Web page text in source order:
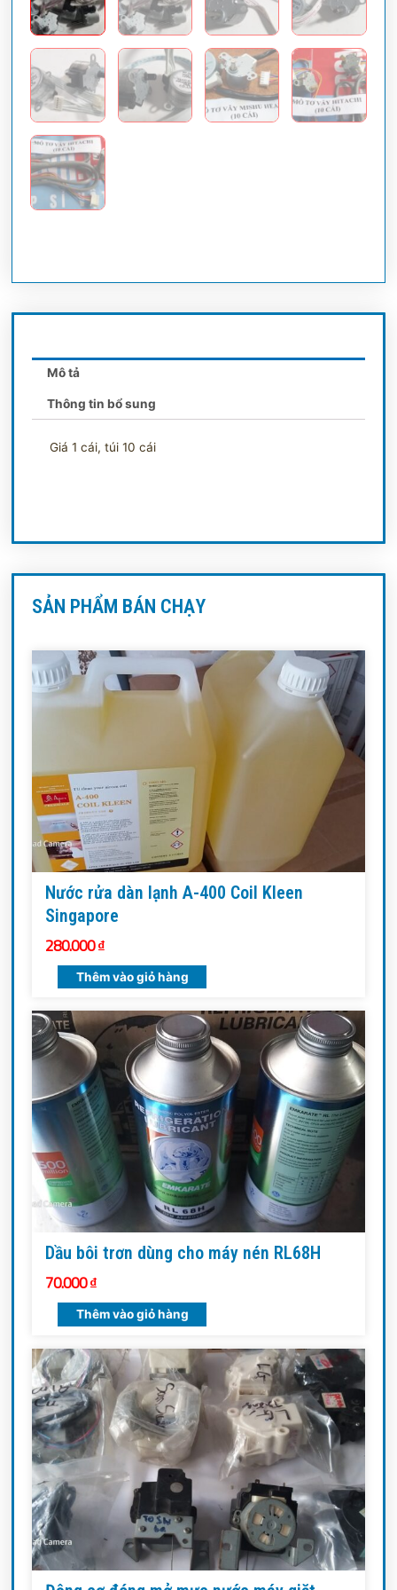
Mô tả
Thông tin bổ sung
Giá 1 cái, túi 10 cái
SẢN PHẨM BÁN CHẠY
Nước rửa dàn lạnh A-400 Coil Kleen
Singapore
280.000₫
Thêm vào giỏ hàng
Dầu bôi trơn dùng cho máy nén RL68H
70.000₫
Thêm vào giỏ hàng